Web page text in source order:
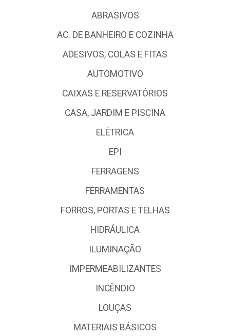
ABRASIVOS
AC. DE BANHEIRO E COZINHA
ADESIVOS, COLAS E FITAS
AUTOMOTIVO
CAIXAS E RESERVATÓRIOS
CASA, JARDIM E PISCINA
ELÉTRICA
EPI
FERRAGENS
FERRAMENTAS
FORROS, PORTAS E TELHAS
HIDRÁULICA
ILUMINAÇÃO
IMPERMEABILIZANTES
INCÊNDIO
LOUÇAS
MATERIAIS BÁSICOS